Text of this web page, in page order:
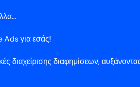
Ads για εσάς!
διαχείρισης διαφημίσεων,